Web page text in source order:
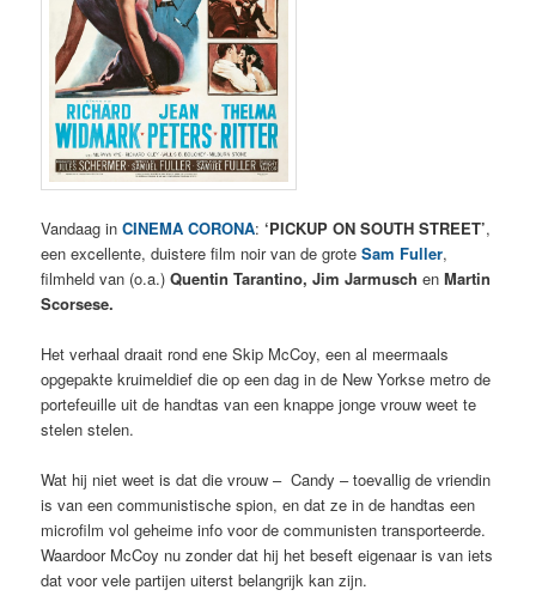
Vandaag inCINEMA CORONA:‘PICKUP ON SOUTH STREET’,
een excellente, duistere film noir van de groteSam Fuller,
filmheld van (o.a.) Quentin Tarantino, Jim Jarmuschen Martin
Scorsese.
Het verhaal draait rond ene Skip McCoy, een al meermaals
opgepakte kruimeldief die op een dag in de New Yorkse metro de
portefeuille uit de handtas van een knappe jonge vrouw weet te
stelen stelen.
Wat hij niet weet is dat die vrouw – Candy – toevallig de vriendin
is van een communistische spion, en dat ze in de handtas een
microfilm vol geheime info voor de communisten transporteerde.
Waardoor McCoy nu zonder dat hij het beseft eigenaar is van iets
dat voor vele partijen uiterst belangrijk kan zijn.